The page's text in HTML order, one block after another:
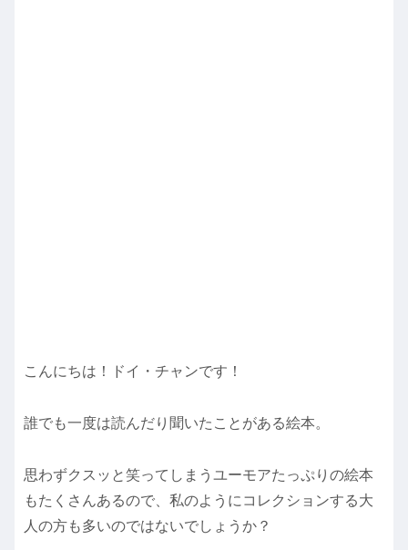
こんにちは！ドイ・チャンです！
誰でも一度は読んだり聞いたことがある絵本。
思わずクスッと笑ってしまうユーモアたっぷりの絵本
もたくさんあるので、私のようにコレクションする大
人の方も多いのではないでしょうか？